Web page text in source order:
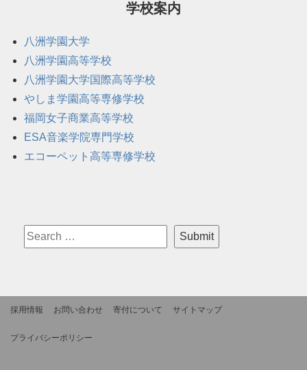
学校案内
八洲学園大学
八洲学園高等学校
八洲学園大学国際高等学校
やしま学園高等専修学校
福岡女子商業高等学校
ESA音楽学院専門学校
エコーペット高等専修学校
採用情報 お問い合わせ 寄付について サイトマップ
プライバシーポリシー